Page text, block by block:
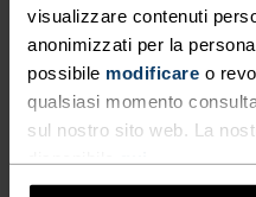
visualizzare contenuti
anonimizzati per la
possibile modificare o
qualsiasi momento
sul nostro sito web. La
SISTEMA DI CONTROLLO
LIGHT